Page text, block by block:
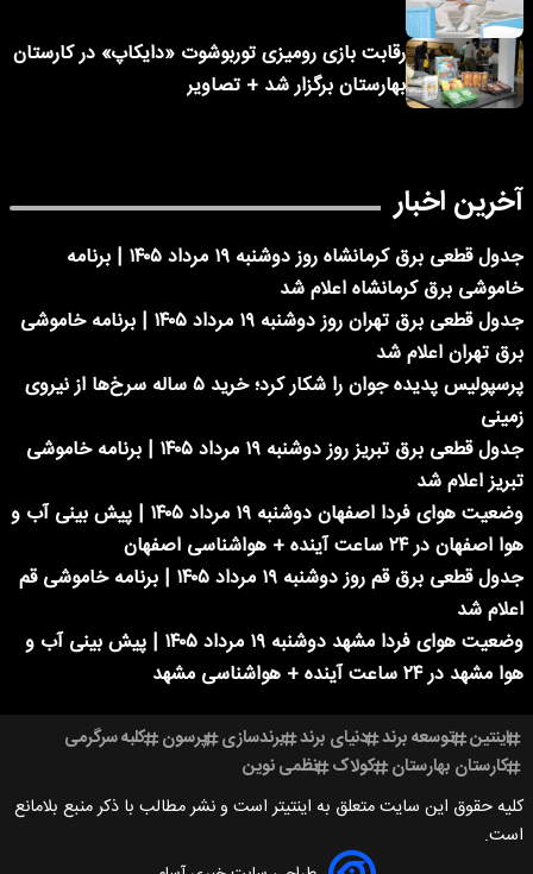
رقابت بازی رومیزی توربوشوت «دایکاپ» در کارستان
بهارستان برگزار شد + تصاویر
آخرین اخبار
جدول قطعی برق کرمانشاه روز دوشنبه ۱۹ مرداد ۱۴۰۵ | برنامه
خاموشی برق کرمانشاه اعلام شد
جدول قطعی برق تهران روز دوشنبه ۱۹ مرداد ۱۴۰۵ | برنامه خاموشی
برق تهران اعلام شد
پرسپولیس پدیده جوان را شکار کرد؛ خرید ۵ ساله سرخ‌ها از نیروی
زمینی
جدول قطعی برق تبریز روز دوشنبه ۱۹ مرداد ۱۴۰۵ | برنامه خاموشی
تبریز اعلام شد
وضعیت هوای فردا اصفهان دوشنبه ۱۹ مرداد ۱۴۰۵ | پیش بینی آب و
هوا اصفهان در ۲۴ ساعت آینده + هواشناسی اصفهان
جدول قطعی برق قم روز دوشنبه ۱۹ مرداد ۱۴۰۵ | برنامه خاموشی قم
اعلام شد
وضعیت هوای فردا مشهد دوشنبه ۱۹ مرداد ۱۴۰۵ | پیش بینی آب و
هوا مشهد در ۲۴ ساعت آینده + هواشناسی مشهد
اینتین توسعه برند دنیای برند برندسازی پرسون کلبه سرگرمی
کارستان بهارستان کولاک نظمی نوین
کلیه حقوق این سایت متعلق به اینتیتر است و نشر مطالب با ذکر منبع بلامانع
است.